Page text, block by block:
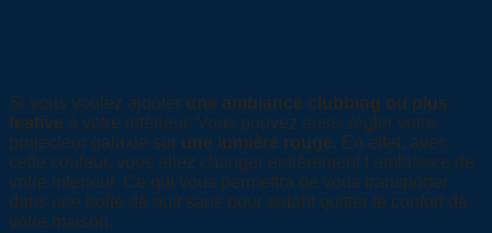
Si vous voulez ajouter une ambiance clubbing ou plus
festive à votre intérieur. Vous pouvez aussi régler votre
projecteur galaxie sur une lumière rouge. En effet, avec
cette couleur, vous allez changer entièrement l’ambiance de
votre intérieur. Ce qui vous permettra de vous transporter
dans une boîte de nuit sans pour autant quitter le confort de
votre maison.